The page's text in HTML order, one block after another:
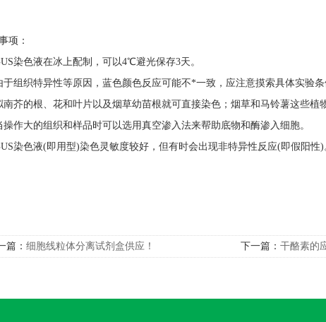
项：
染色液在冰上配制，可以4℃避光保存3天。
于组织特异性等原因，蓝色颜色反应可能不*一致，应注意摸索具体实验条
南芥的根、花和叶片以及烟草幼苗根就可直接染色；烟草和马铃薯这些植
操作大的组织和样品时可以选用真空渗入法来帮助底物和酶渗入细胞。
染色液(即用型)染色灵敏度较好，但有时会出现非特异性反应(即假阳性)
篇： 细胞线粒体分离试剂盒供应！ 下一篇： 干酪素的